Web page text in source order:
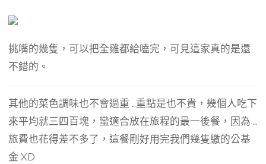
挑嘴的幾隻，可以把全雞都給嗑完，可見這家真的是還
不錯的。
其他的菜色調味也不會過重 …重點是也不貴，幾個人吃下
來平均就三四百塊，蠻適合放在旅程的最一後餐，因為 …
旅費也花得差不多了，這餐剛好用完我們幾隻繳的公基
金 XD